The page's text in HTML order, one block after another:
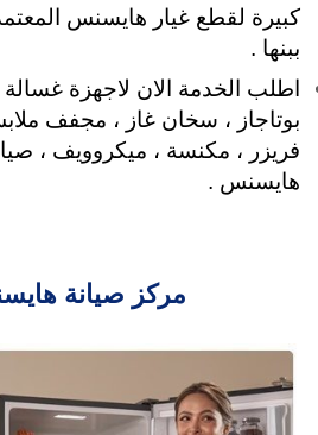
كبيرة لقطع غيار هايسنس
ببنها .
اطلب الخدمة الان لاجهزة
بوتاجاز ، سخان غاز ، مجفف
فريزر ، مكنسة ، ميكروويف ،
هايسنس .
مركز صيانة